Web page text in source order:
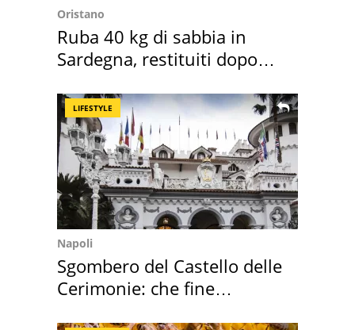
Oristano
Ruba 40 kg di sabbia in
Sardegna, restituiti dopo
LIFESTYLE
Napoli
Sgombero del Castello delle
Cerimonie: che fine